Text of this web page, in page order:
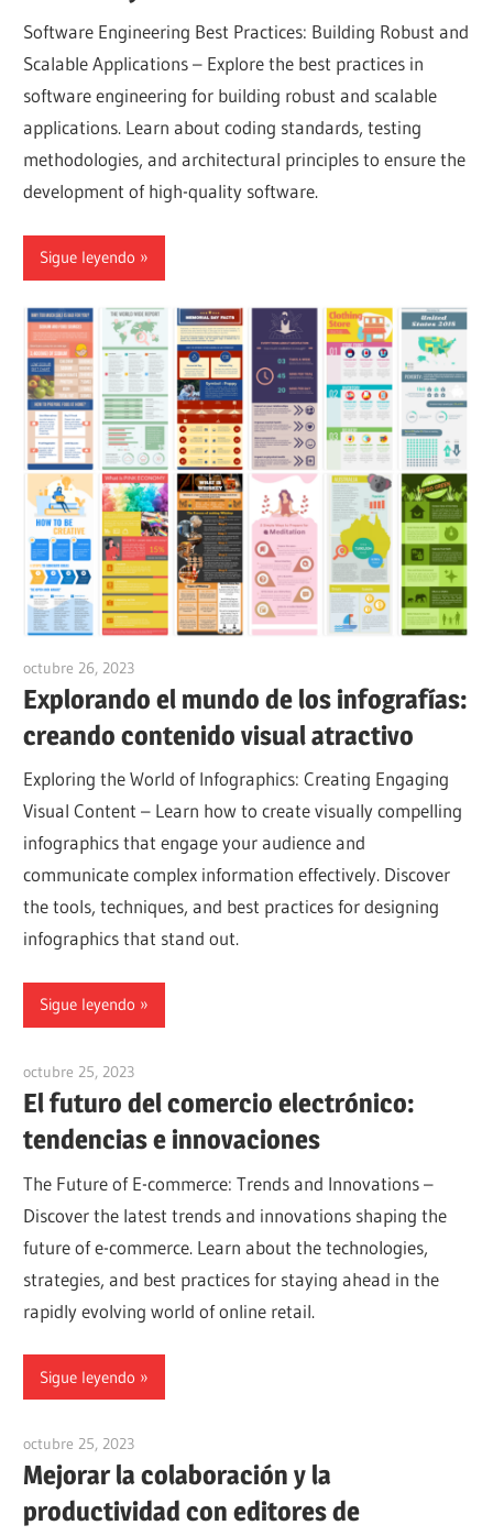
Software Engineering Best Practices: Building Robust and
Scalable Applications – Explore the best practices in
software engineering for building robust and scalable
applications. Learn about coding standards, testing
methodologies, and architectural principles to ensure the
development of high-quality software.
Sigue leyendo
octubre 26, 2023
Explorando el mundo de los infografías:
creando contenido visual atractivo
Exploring the World of Infographics: Creating Engaging
Visual Content – Learn how to create visually compelling
infographics that engage your audience and
communicate complex information effectively. Discover
the tools, techniques, and best practices for designing
infographics that stand out.
Sigue leyendo
octubre 25, 2023
El futuro del comercio electrónico:
tendencias e innovaciones
The Future of E-commerce: Trends and Innovations –
Discover the latest trends and innovations shaping the
future of e-commerce. Learn about the technologies,
strategies, and best practices for staying ahead in the
rapidly evolving world of online retail.
Sigue leyendo
octubre 25, 2023
Mejorar la colaboración y la
productividad con editores de